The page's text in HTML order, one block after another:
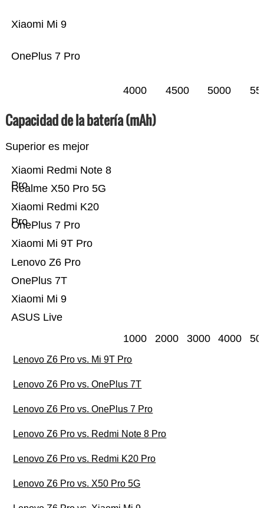
OnePlus 7 Pro
Xiaomi Mi 9
4000 4500 5000
Capacidad de la batería (mAh)
Superior es mejor
ASUS Live
Xiaomi Mi 9
OnePlus 7T
Lenovo Z6 Pro
Xiaomi Mi 9T Pro
OnePlus 7 Pro
Xiaomi Redmi K20
Pro
Realme X50 Pro 5G
Xiaomi Redmi Note 8
Pro
1000 2000 3000 4000
Lenovo Z6 Pro vs. Mi 9T Pro
Lenovo Z6 Pro vs. OnePlus 7T
Lenovo Z6 Pro vs. OnePlus 7 Pro
Lenovo Z6 Pro vs. Redmi Note 8 Pro
Lenovo Z6 Pro vs. Redmi K20 Pro
Lenovo Z6 Pro vs. X50 Pro 5G